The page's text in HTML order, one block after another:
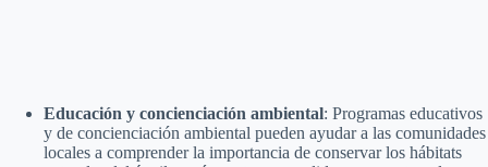
Educación y concienciación ambiental: Programas educativos
y de concienciación ambiental pueden ayudar a las comunidades
locales a comprender la importancia de conservar los hábitats